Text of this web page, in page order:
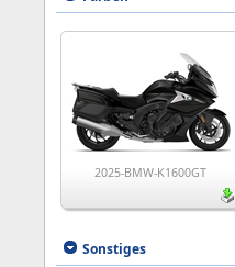
2025-BMW-K1600GT
Sonstiges